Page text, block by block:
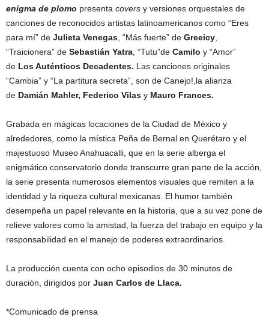
enigma de plomo presenta covers y versiones orquestales de
canciones de reconocidos artistas latinoamericanos como “Eres
para mí” de Julieta Venegas , “Más fuerte” de Greeicy
“Traicionera” de Sebastián Yatra , “Tutu”de Camilo y “Amor”
de Los Auténticos Decadentes. Las canciones originales
“Cambia” y “La partitura secreta”, son de Canejo!,la alianza
de Damián Mahler, Federico Vilas y Mauro Frances.
Grabada en mágicas locaciones de la Ciudad de México y
alrededores, como la mística Peña de Bernal en Querétaro y el
majestuoso Museo Anahuacalli, que en la serie alberga el
enigmático conservatorio donde transcurre gran parte de la acción,
la serie presenta numerosos elementos visuales que remiten a la
identidad y la riqueza cultural mexicanas. El humor también
desempeña un papel relevante en la historia, que a su vez pone de
relieve valores como la amistad, la fuerza del trabajo en equipo y la
responsabilidad en el manejo de poderes extraordinarios.
La producción cuenta con ocho episodios de 30 minutos de
duración, dirigidos por Juan Carlos de Llaca.
*Comunicado de prensa